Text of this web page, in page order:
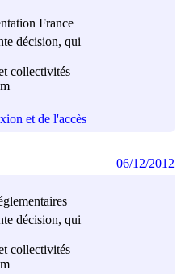
France
décision, qui
collectivités
et de l'accès
décision, qui
collectivités
06/12/2012